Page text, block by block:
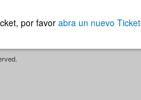
por favor abra un nuevo Ticket